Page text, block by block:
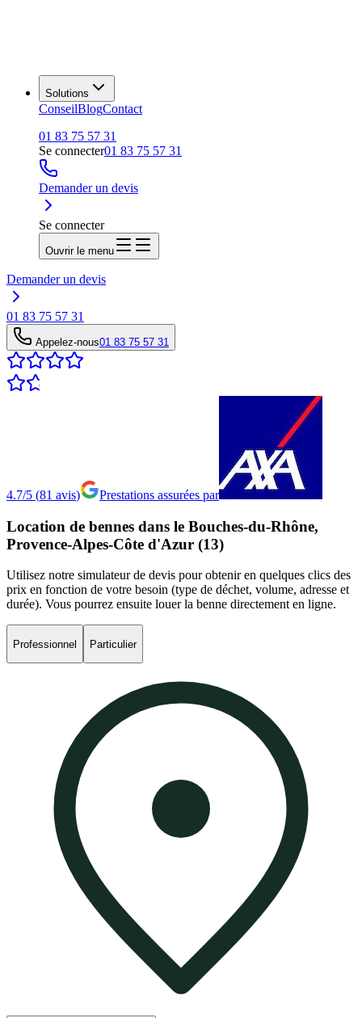
Solutions
ConseilBlogContact
01 83 75 57 31
Se connecter01 83 75 57 31
Demander un devis
Se connecter
Ouvrir le menu
Demander un devis
01 83 75 57 31
Appelez-nous01 83 75 57 31
4.7/5 (81 avis) Prestations assurées par
Location de bennes dans le Bouches-du-Rhône,
Provence-Alpes-Côte d'Azur (13)
Utilisez notre simulateur de devis pour obtenir en quelques clics des
prix en fonction de votre besoin (type de déchet, volume, adresse et
durée). Vous pourrez ensuite louer la benne directement en ligne.
Professionnel Particulier